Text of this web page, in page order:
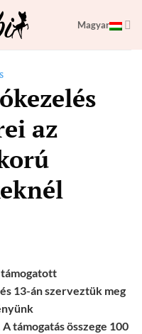
Magyar
az
13-án szerveztük meg
támogatás összege 100